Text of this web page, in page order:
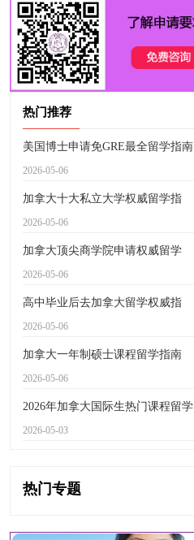
热门推荐
美国博士申请免GRE最全留学指南
2026-05-06
加拿大十大私立大学权威留学指
2026-05-06
加拿大顶尖商学院申请权威留学
2026-05-06
高中毕业后去加拿大留学权威指
2026-05-06
加拿大一年制硕士课程留学指南
2026-05-06
2026年加拿大国际生热门课程留学
2026-05-03
热门专题